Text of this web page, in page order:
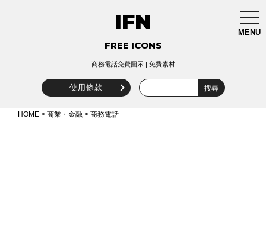
MENU
IFN
FREE ICONS
商務電話免費圖示 | 免費素材
使用條款
HOME > 商業・金融 > 商務電話